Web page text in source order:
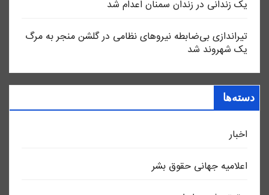
یک زندانی در زندان سمنان اعدام شد
تیراندازی بی‌ضابطه نیروهای نظامی در گلشن منجر به مرگ
یک شهروند شد
دسته‌ها
اخبار
اعلاميه جهانی حقوق بشر